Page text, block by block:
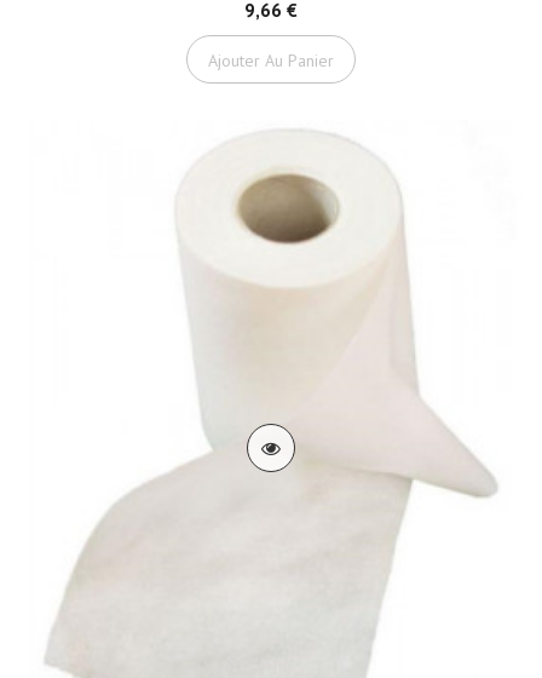
9,66 €
Ajouter Au Panier